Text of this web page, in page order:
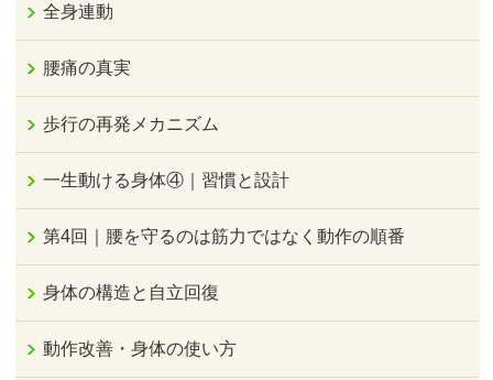
全身連動
腰痛の真実
歩行の再発メカニズム
一生動ける身体④｜習慣と設計
第4回｜腰を守るのは筋力ではなく動作の順番
身体の構造と自立回復
動作改善・身体の使い方